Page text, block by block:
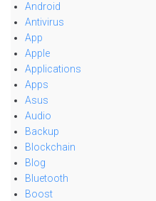
Android
Antivirus
App
Apple
Applications
Apps
Asus
Audio
Backup
Blockchain
Blog
Bluetooth
Boost